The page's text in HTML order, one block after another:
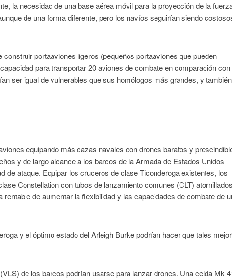
la necesidad de una base aérea móvil para la proyección de la
de una forma diferente, pero los navíos seguirían siendo
portaaviones ligeros (pequeños portaaviones que pueden
para transportar 20 aviones de combate en comparación con
ser igual de vulnerables que sus homólogos más grandes, y también
equipando más cazas navales con drones baratos y
y de largo alcance a los barcos de la Armada de Estados Unidos
de ataque. Equipar los cruceros de clase Ticonderoga existentes, los
Constellation con tubos de lanzamiento comunes (CLT) atornillados
de aumentar la flexibilidad y las capacidades de combate de
y el óptimo estado del Arleigh Burke podrían hacer que tales
de los barcos podrían usarse para lanzar drones. Una celda Mk